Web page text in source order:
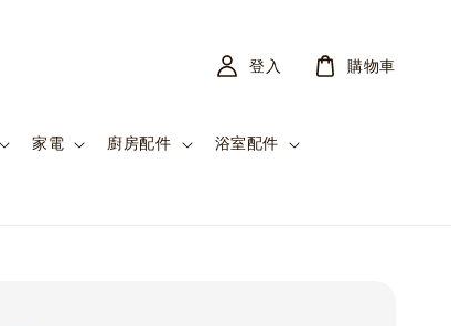
家電 廚房配件 浴室配件
登入 購物車